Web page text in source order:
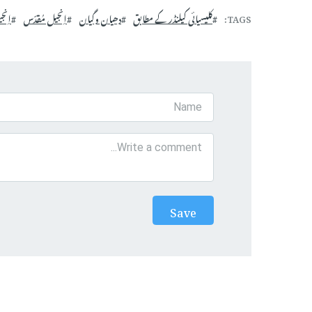
TAGS کلیسیائی کیلنڈر کے مطابق دھیان وگیان اِنجیل مُقدّس